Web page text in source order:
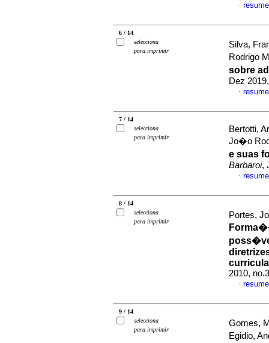
·
6 / 14
selecciona
para imprimir
Silva,
Rodrigo
sobre
Dez
·
7 / 14
selecciona
para imprimir
Bertotti,
Jo�o
e suas
Barbaroi,
·
8 / 14
selecciona
para imprimir
Portes,
2010,
·
9 / 14
selecciona
para imprimir
Gomes,
Egidio,